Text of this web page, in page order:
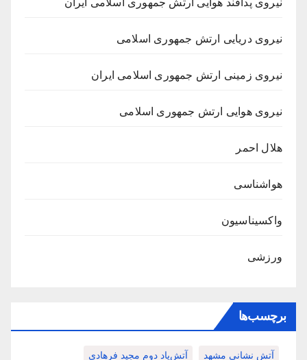
نیروی دریایی ارتش جمهوری اسلامی
نیروی زمینی ارتش جمهوری اسلامی ایران
نیروی هوایی ارتش جمهوری اسلامی
هلال احمر
هواشناسی
واکسیناسیون
ورزشی
برچسب‌ها
آتش نشانی مشهد آتش‌پاد دوم مجید فرهادی